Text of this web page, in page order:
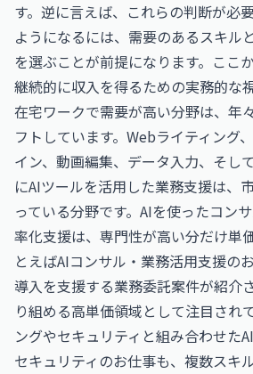
す。逆に言えば、これらの判断が必
ようになるには、需要のあるスキル
を選ぶことが前提になります。ここ
継続的に収入を得るための実務的な
在宅ワークで需要が高い分野は、年
フトしています。Webライティング
イン、動画編集、データ入力、そし
にAIツールを活用した業務支援は、
っている分野です。AIを使ったコン
率化支援は、専門性が高い分だけ単
とえばAIコンサル・業務活用支援の
導入を支援する業務委託案件が紹介
り組める高単価領域として注目され
ングやセキュリティと組み合わせた
セキュリティのお仕事も、複数スキ